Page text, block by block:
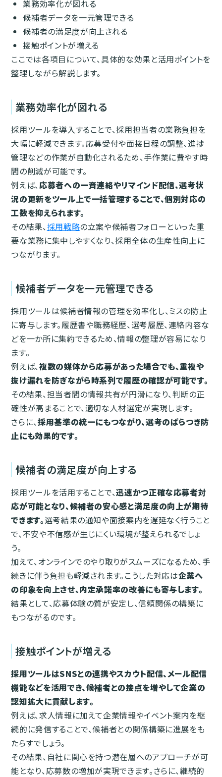
業務効率化が図れる
候補者データを一元管理できる
候補者の満足度が向上される
接触ポイントが増える
ここでは各項目について、具体的な効果と活用ポイントを
整理しながら解説します。
業務効率化が図れる
採用ツールを導入することで、採用担当者の業務負担を
大幅に軽減できます。応募受付や面接日程の調整、進捗
管理などの作業が自動化されるため、手作業に費やす時
間の削減が可能です。
例えば、応募者への一斉連絡やリマインド配信、選考状
況の更新をツール上で一括管理することで、個別対応の
工数を抑えられます。
その結果、採用戦略の立案や候補者フォローといった重
要な業務に集中しやすくなり、採用全体の生産性向上に
つながります。
候補者データを一元管理できる
採用ツールは候補者情報の管理を効率化し、ミスの防止
に寄与します。履歴書や職務経歴、選考履歴、連絡内容な
どを一か所に集約できるため、情報の整理が容易になり
ます。
例えば、複数の媒体から応募があった場合でも、重複や
抜け漏れを防ぎながら時系列で履歴の確認が可能です。
その結果、担当者間の情報共有が円滑になり、判断の正
確性が高まることで、適切な人材選定が実現します。
さらに、採用基準の統一にもつながり、選考のばらつき防
止にも効果的です。
候補者の満足度が向上する
採用ツールを活用することで、迅速かつ正確な応募者対
応が可能となり、候補者の安心感と満足度の向上が期待
できます。選考結果の通知や面接案内を遅延なく行うこと
で、不安や不信感が生じにくい環境が整えられるでしょ
う。
加えて、オンラインでのやり取りがスムーズになるため、手
続きに伴う負担も軽減されます。こうした対応は企業へ
の印象を向上させ、内定承諾率の改善にも寄与します。
結果として、応募体験の質が安定し、信頼関係の構築に
もつながるのです。
接触ポイントが増える
採用ツールはSNSとの連携やスカウト配信、メール配信
機能などを活用でき、候補者との接点を増やして企業の
認知拡大に貢献します。
例えば、求人情報に加えて企業情報やイベント案内を継
続的に発信することで、候補者との関係構築に進展をも
たらすでしょう。
その結果、自社に関心を持つ潜在層へのアプローチが可
能となり、応募数の増加が実現できます。さらに、継続的